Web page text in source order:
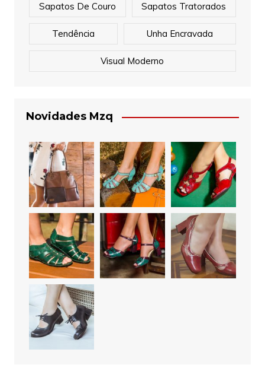
Sapatos De Couro Sapatos Tratorados
Tendência Unha Encravada
Visual Moderno
Novidades Mzq